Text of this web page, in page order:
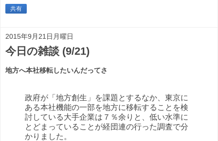
共有
2015年9月21日月曜日
今日の雑談 (9/21)
地方へ本社移転したいんだってさ
政府が「地方創生」を課題とするなか、東京に
ある本社機能の一部を地方に移転することを検
討している大手企業は７％余りと、低い水準に
とどまっていることが経団連の行った調査で分
かりました。